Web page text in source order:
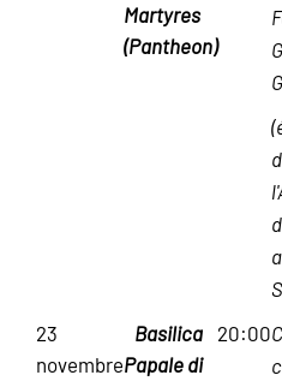
Martyres
(Pantheon)
23
novembre
Basilica
Papale di
20:00